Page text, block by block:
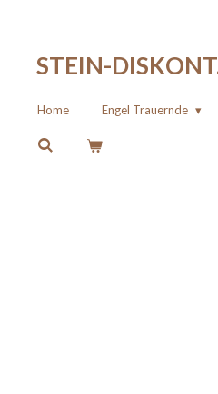
springenSTEIN-
Home Engel Trauernde